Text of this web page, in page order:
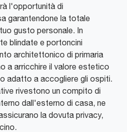
l'opportunità di
garantendone la totale
gusto personale. In
blindate e portoncini
architettonico di primaria
a arricchire il valore estetico
adatto a accogliere gli ospiti.
rivestono un compito di
dall'esterno di casa, ne
la dovuta privacy,